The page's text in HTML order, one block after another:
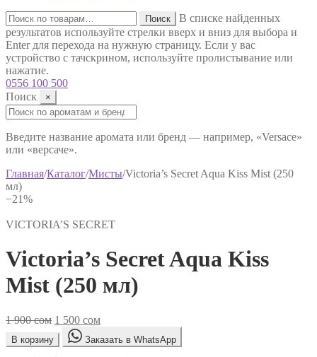
Искать:
Поиск
В списке найденных
результатов используйте стрелки вверх и вниз для выбора и
Enter для перехода на нужную страницу. Если у вас
устройство с тачскрином, используйте пролистывание или
нажатие.
0556 100 500
Поиск
×
Поиск:
Введите название аромата или бренд — например, «Versace»
или «версаче».
Главная/Каталог/Мисты/Victoria’s Secret Aqua Kiss Mist (250
мл)
−21%
VICTORIA’S SECRET
Victoria’s Secret Aqua Kiss
Mist (250 мл)
1 900сом Первоначальная
цена
составляла
1 500 сомТекущая
1
В корзину Заказать в WhatsApp